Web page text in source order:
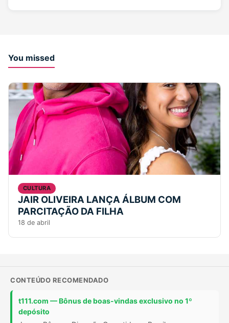
You missed
CULTURA
JAIR OLIVEIRA LANÇA ÁLBUM COM
PARCITAÇÃO DA FILHA
18 de abril
CONTEÚDO RECOMENDADO
t111.com — Bônus de boas-vindas exclusivo no 1º
depósito